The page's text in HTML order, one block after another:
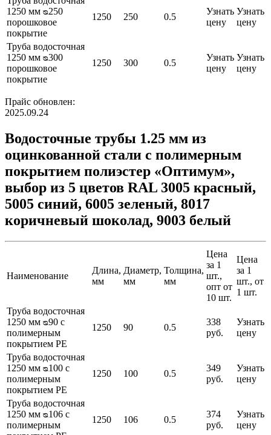
1250 мм ᴓ250
порошковое
покрытие
1250 250 0.5
Узнать
цену
Узнать
цену
Труба водосточная
1250 мм ᴓ300
порошковое
покрытие
1250 300 0.5
Узнать
цену
Узнать
цену
Прайс обновлен:
2025.09.24
Водосточные трубы 1.25 мм из
оцинкованной стали с полимерным
покрытием полиэстер «Оптимум»,
выбор из 5 цветов RAL 3005 красный,
5005 синий, 6005 зеленый, 8017
коричневый шоколад, 9003 белый
Наименование
Длина,
мм
Диаметр,
мм
Толщина,
мм
Цена
за 1
шт.,
опт от
10 шт.
Цена
за 1
шт., от
1 шт.
Труба водосточная
1250 мм ᴓ90 с
полимерным
покрытием PE
1250 90 0.5
338
руб.
Узнать
цену
Труба водосточная
1250 мм ᴓ100 с
полимерным
покрытием PE
1250 100 0.5
349
руб.
Узнать
цену
Труба водосточная
1250 мм ᴓ106 с
полимерным
1250 106 0.5
374
руб.
Узнать
цену